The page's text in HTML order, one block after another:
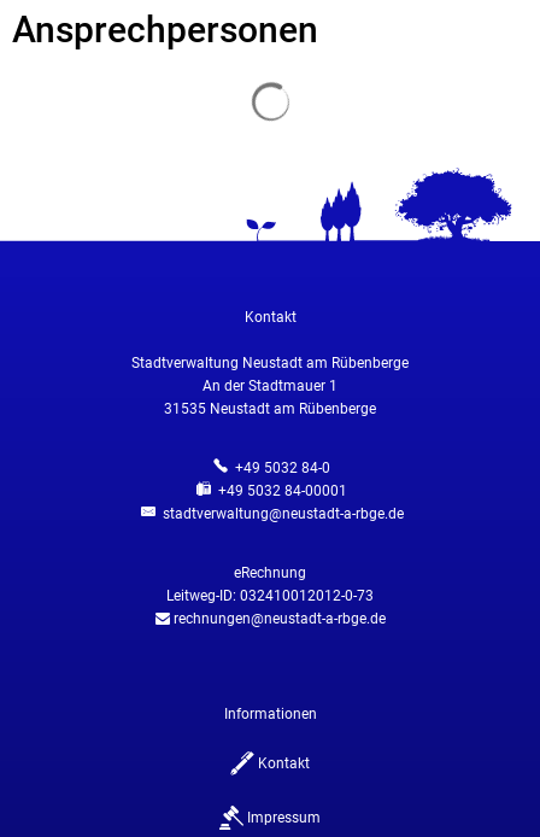
Ansprechpersonen
Kontakt
Stadtverwaltung Neustadt am Rübenberge
An der Stadtmauer 1
31535 Neustadt am Rübenberge
+49 5032 84-0
+49 5032 84-00001
stadtverwaltung@neustadt-a-rbge.de
eRechnung
Leitweg-ID: 032410012012-0-73
rechnungen@neustadt-a-rbge.de
Informationen
Kontakt
Impressum